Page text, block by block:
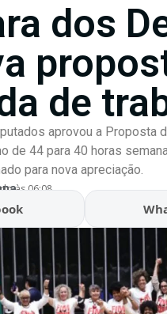
dos
de
aprovou a Proposta
de 44 para 40 horas
para nova apreciação.
às 06:08